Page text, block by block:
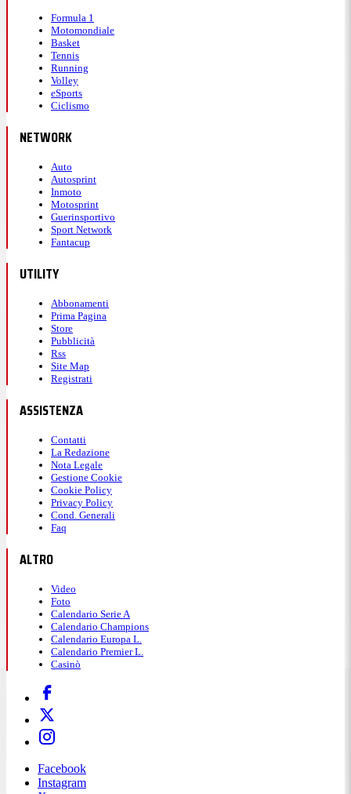
Formula 1
Motomondiale
Basket
Tennis
Running
Volley
eSports
Ciclismo
NETWORK
Auto
Autosprint
Inmoto
Motosprint
Guerinsportivo
Sport Network
Fantacup
UTILITY
Abbonamenti
Prima Pagina
Store
Pubblicità
Rss
Site Map
Registrati
ASSISTENZA
Contatti
La Redazione
Nota Legale
Gestione Cookie
Cookie Policy
Privacy Policy
Cond. Generali
Faq
ALTRO
Video
Foto
Calendario Serie A
Calendario Champions
Calendario Europa L.
Calendario Premier L.
Casinò
Facebook
Instagram